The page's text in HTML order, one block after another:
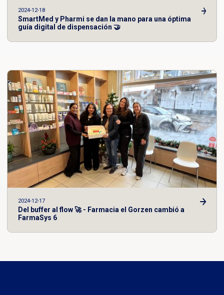
2024-12-18
SmartMed y Pharmi se dan la mano para una óptima
guía digital de dispensación 🤝
2024-12-17
Del buffer al flow 🚀 - Farmacia el Gorzen cambió a
FarmaSys 6